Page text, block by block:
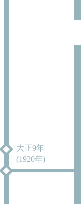
大正9年
(1920年)